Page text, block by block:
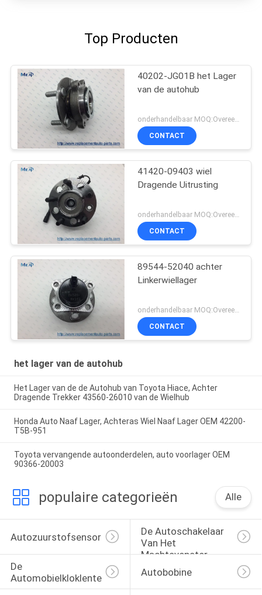
Top Producten
40202-JG01B het Lager
van de autohub
onderhandelbaar MOQ:Overeen te komen
CONTACT
41420-09403 wiel
Dragende Uitrusting
CONTACT
89544-52040 achter
Linkerwiellager
CONTACT
het lager van de autohub
Het Lager van de de Autohub van Toyota Hiace, Achter
Dragende Trekker 43560-26010 van de Wielhub
Honda Auto Naaf Lager, Achteras Wiel Naaf Lager OEM 42200-
T5B-951
Toyota vervangende autoonderdelen, auto voorlager OEM
90366-20003
populaire categorieën Alle
Autozuurstofsensor
De Autoschakelaar
Van Het
Machtsvenster
De
Automobielkloklente
Autobobine